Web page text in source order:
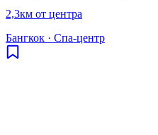
2,3км от центра
Бангкок · Спа-центр